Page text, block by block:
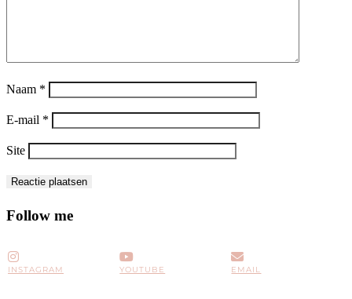
Naam *
E-mail *
Site
Follow me
INSTAGRAM YOUTUBE EMAIL